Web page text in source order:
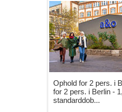
Ophold for 2 pers. i
for 2 pers. i Berlin -
standarddob...